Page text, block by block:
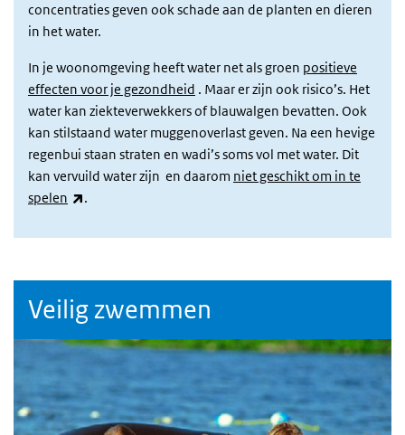
concentraties geven ook schade aan de planten en dieren
in het water.
In je woonomgeving heeft water net als groen positieve
effecten voor je gezondheid . Maar er zijn ook risico’s. Het
water kan ziekteverwekkers of blauwalgen bevatten. Ook
kan stilstaand water muggenoverlast geven. Na een hevige
regenbui staan straten en wadi’s soms vol met water. Dit
kan vervuild water zijn en daarom niet geschikt om in te
spelen
(link is external)
.
Veilig zwemmen